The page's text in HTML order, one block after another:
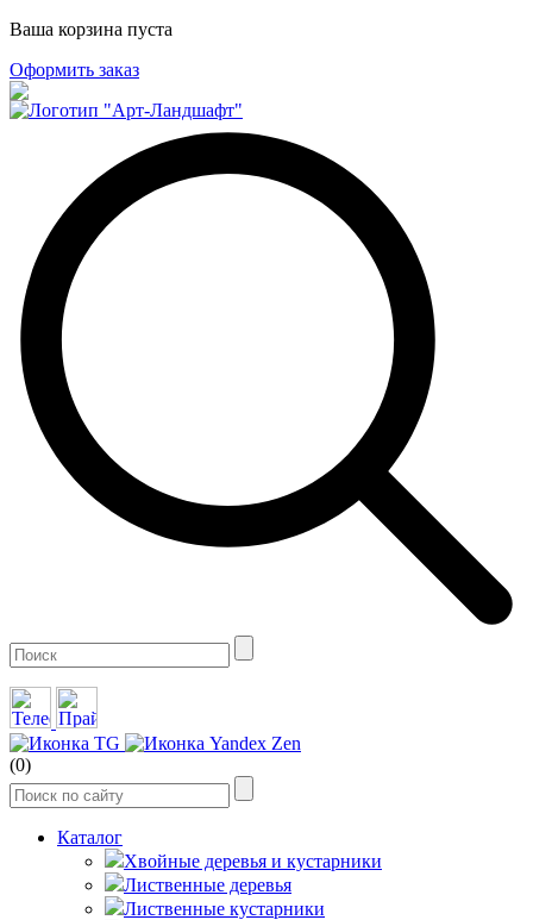
Ваша корзина пуста
Оформить заказ
(0)
Каталог
Хвойные деревья и кустарники
Лиственные деревья
Лиственные кустарники